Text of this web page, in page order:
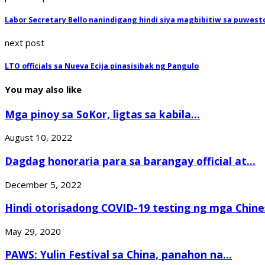
Labor Secretary Bello nanindigang hindi siya magbibitiw sa
next post
LTO officials sa Nueva Ecija pinasisibak ng Pangulo
You may also like
Mga pinoy sa SoKor, ligtas sa kabila...
August 10, 2022
Dagdag honoraria para sa barangay official at...
December 5, 2022
Hindi otorisadong COVID-19 testing ng mga
May 29, 2020
PAWS: Yulin Festival sa China, panahon na...